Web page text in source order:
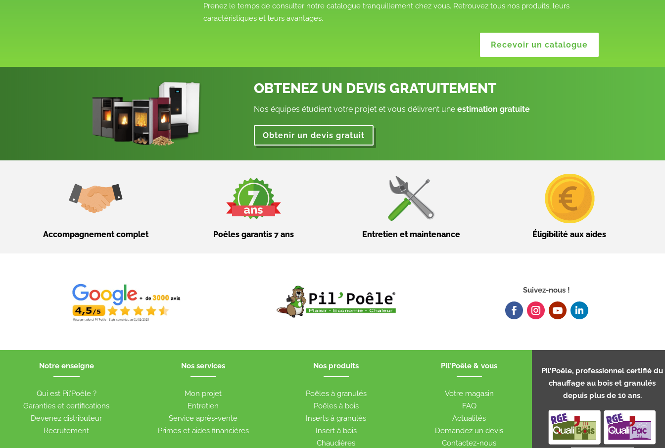
Prenez le temps de consulter notre catalogue tranquillement chez vous. Retrouvez tous nos produits, leurs
caractéristiques et leurs avantages.
Recevoir un catalogue
OBTENEZ UN DEVIS GRATUITEMENT
Nos équipes étudient votre projet et vous délivrent une estimation gratuite
Obtenir un devis gratuit
Accompagnement complet Poêles garantis 7 ans Entretien et maintenance Éligibilité aux aides
Suivez-nous !
Notre enseigne
Qui est Pil’Poêle ?
Garanties et certifications
Devenez distributeur
Recrutement
Nos services
Mon projet
Entretien
Service après-vente
Primes et aides financières
Nos produits
Poêles à granulés
Poêles à bois
Inserts à granulés
Insert à bois
Chaudières
Pil’Poêle & vous
Votre magasin
FAQ
Actualités
Demandez un devis
Contactez-nous
Pil’Poêle, professionnel certifié du
chauffage au bois et granulés
depuis plus de 10 ans.